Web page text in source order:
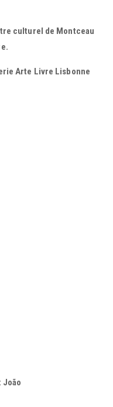
culturel de Montceau
Arte Livre Lisbonne